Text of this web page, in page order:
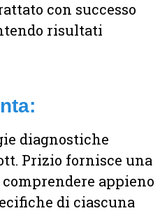
con successo
risultati
diagnostiche
Prizio fornisce una
appieno
di ciascuna